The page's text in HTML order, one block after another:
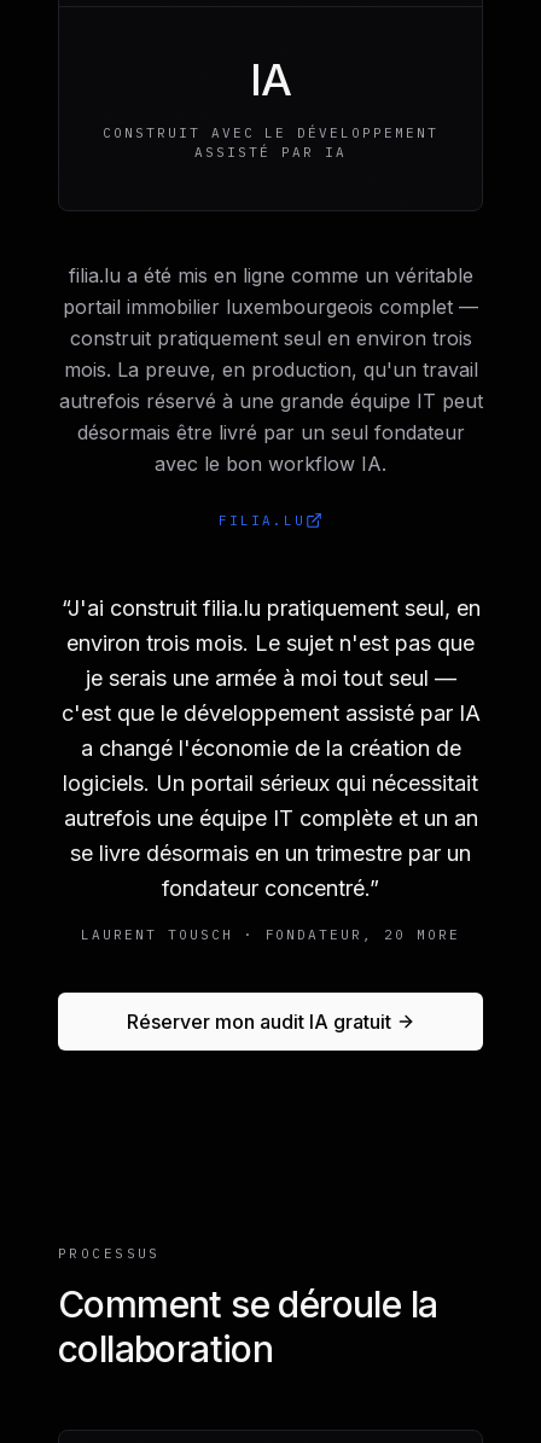
IA
CONSTRUIT AVEC LE DÉVELOPPEMENT
ASSISTÉ PAR IA
filia.lu a été mis en ligne comme un véritable
portail immobilier luxembourgeois complet —
construit pratiquement seul en environ trois
mois. La preuve, en production, qu'un travail
autrefois réservé à une grande équipe IT peut
désormais être livré par un seul fondateur
avec le bon workflow IA.
FILIA.LU
“J'ai construit filia.lu pratiquement seul, en
environ trois mois. Le sujet n'est pas que
je serais une armée à moi tout seul —
c'est que le développement assisté par IA
a changé l'économie de la création de
logiciels. Un portail sérieux qui nécessitait
autrefois une équipe IT complète et un an
se livre désormais en un trimestre par un
fondateur concentré.”
LAURENT TOUSCH · FONDATEUR, 20 MORE
Réserver mon audit IA gratuit
PROCESSUS
Comment se déroule la
collaboration